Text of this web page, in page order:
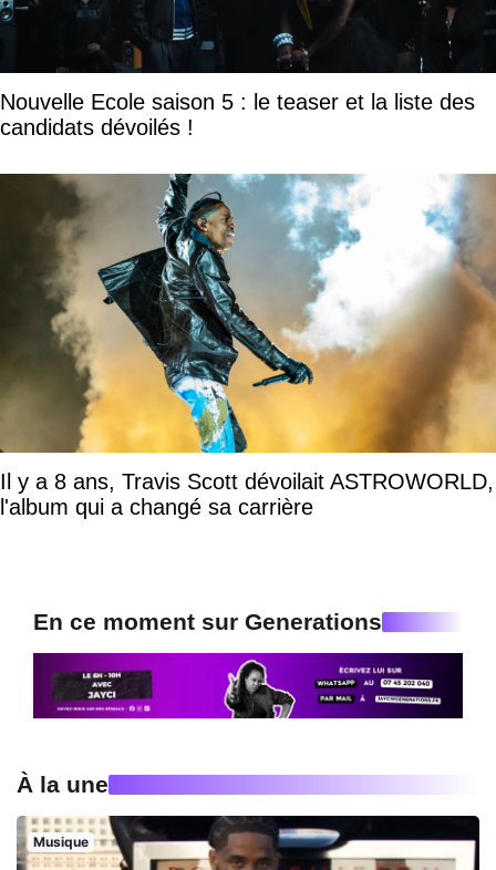
Nouvelle Ecole saison 5 : le teaser et la liste des
candidats dévoilés !
Il y a 8 ans, Travis Scott dévoilait ASTROWORLD,
l'album qui a changé sa carrière
En ce moment sur Generations
À la une
Musique